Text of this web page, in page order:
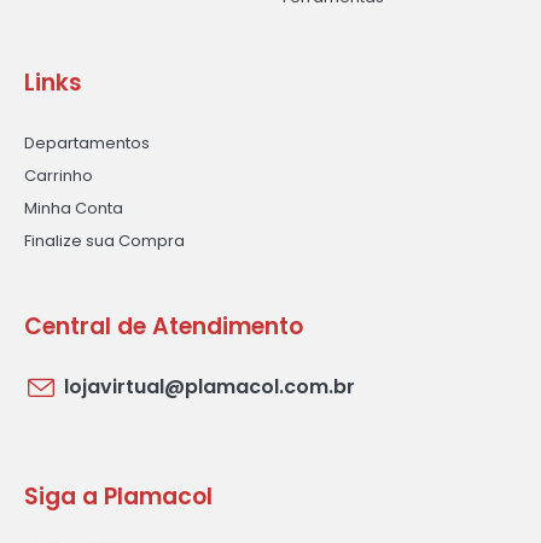
Links
Departamentos
Carrinho
Minha Conta
Finalize sua Compra
Central de Atendimento
lojavirtual@plamacol.com.br
Siga a Plamacol